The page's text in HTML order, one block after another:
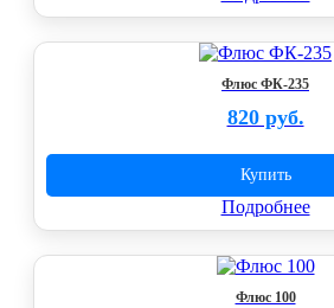
Флюс ФК-235
820 руб.
Купить
Подробнее
Флюс 100